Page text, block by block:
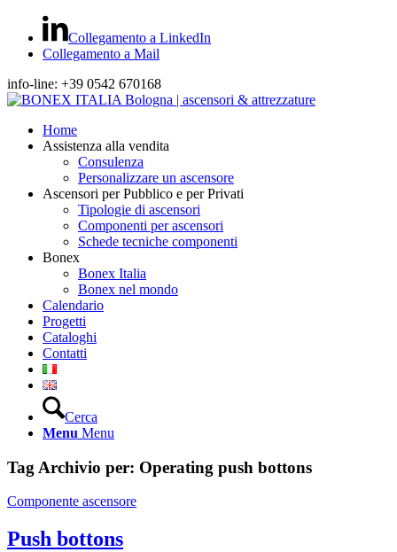
Collegamento a LinkedIn
Collegamento a Mail
info-line: +39 0542 670168
Home
Assistenza alla vendita
Consulenza
Personalizzare un ascensore
Ascensori per Pubblico e per Privati
Tipologie di ascensori
Componenti per ascensori
Schede tecniche componenti
Bonex
Bonex Italia
Bonex nel mondo
Calendario
Progetti
Cataloghi
Contatti
Cerca
Menu Menu
Tag Archivio per: Operating push bottons
Componente ascensore
Push bottons